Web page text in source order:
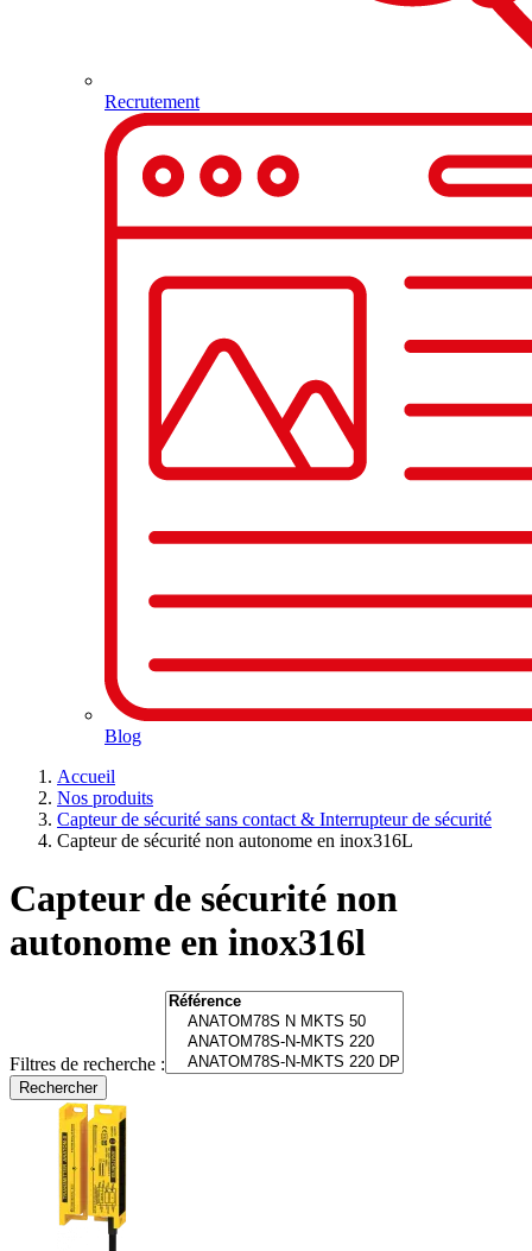
Recrutement
Blog
Accueil
Nos produits
Capteur de sécurité sans contact & Interrupteur de sécurité
Capteur de sécurité non autonome en inox316L
Capteur de sécurité non
autonome en inox316l
Filtres de recherche :
Rechercher